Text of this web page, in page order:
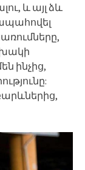
և այլ ձև
ինչից,